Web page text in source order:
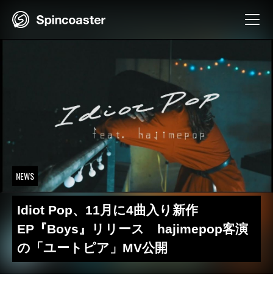
NEWS
Idiot Pop、11月に4曲入り新作
EP『Boys』リリース hajimepop客演
の「ユートピア」MV公開